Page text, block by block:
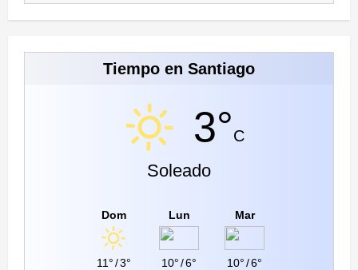
Tiempo en Santiago
3°C
Soleado
Dom
11°/3°
Lun
10°/6°
Mar
10°/6°